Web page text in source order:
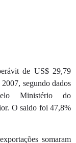
de US$ 29,79
segundo dados
Ministério do
O saldo foi 47,8%
somaram